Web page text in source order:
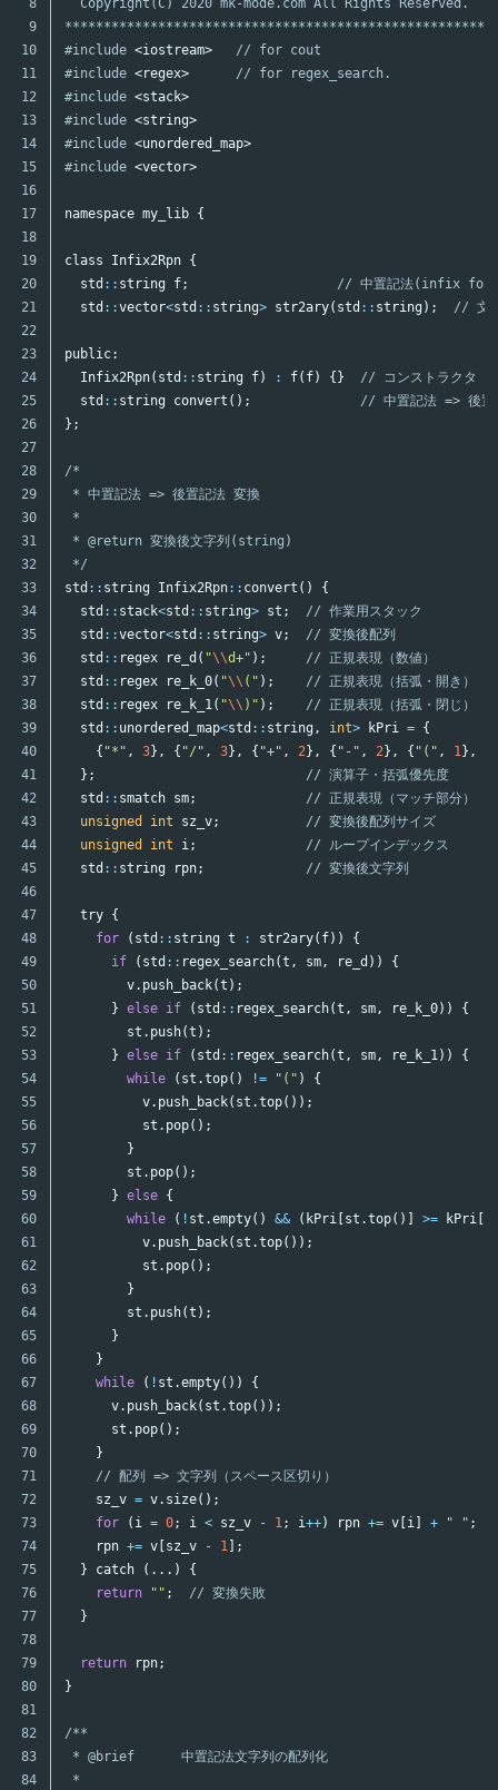
8
9
10
11
12
13
14
15
16
17
18
19
20
21
22
23
24
25
26
27
28
29
30
31
32
33
34
35
36
37
38
39
40
41
42
43
44
45
46
47
48
49
50
51
52
53
54
55
56
57
58
59
60
61
62
63
64
65
66
67
68
69
70
71
72
73
74
75
76
77
78
79
80
81
82
83
84
  Copyright(C) 2020 mk-mode.com All Rights Reserved.
#include <iostream>
   // for cout
#include <regex>
      // for regex_search.
#include <stack>
#include <string>
#include <unordered_map>
#include <vector>
namespace my_lib {
class Infix2Rpn {
std :: string f;
// 中置記法(infix
std ::vector<std :: string> str2ary( std :: string ); // 文
public:
Infix2Rpn( std :: string f) : f( f) {}
// コンストラクタ
std :: string convert ();
// 中置記法 => 後置
};
/*
* 中置記法 => 後置記法 変換
*
* @return 変換後文字列(string)
*/
std :: string Infix2Rpn:: convert ()
{
std :: stack<std :: string> st ;
// 作業用スタック
std ::vector<std :: string> v;
// 変換後配列
std :: regex re_d ( "\\d+" );
// 正規表現（数値）
std :: regex re_k_0( "\\ (" );
// 正規表現（括弧・開き）
std :: regex re_k_1( "\\ )" );
// 正規表現（括弧・閉じ）
std :: unordered_map<std :: string , int> kPri = {
{ "*" , 3}, { "/" , 3}, { "+" , 2}, { "-" , 2}, { "(" , 1},
};
// 演算子・括弧優先度
std :: smatch sm;
// 正規表現（マッチ部分）
unsigned
int sz_v;
// 変換後配列サイズ
unsigned
int i;
// ループインデックス
std :: string rpn; // 変換後文字列
try {
for
( std :: string t : str2ary( f))
{
if
( std :: regex_search(t , sm, re_d ))
{
v. push_back(t );
} else if ( std :: regex_search(t , sm, re_k_0))
{
st . push(t );
} else if ( std :: regex_search(t , sm, re_k_1))
{
while
( st .top() != "(" )
{
v. push_back( st .top());
st . pop();
}
st . pop();
} else {
while
( ! st .empty() && ( kPri st .top()] >= kPri
v. push_back( st .top());
st . pop();
}
st . push(t );
}
}
while
( ! st .empty())
{
v. push_back( st .top());
st . pop();
}
// 配列 => 文字列（スペース区切り）
sz_v = v. size();
for
( i = 0; i < sz_v - 1; i++) rpn += v i + " " ;
rpn += v sz_v - 1 ];
}
catch (...)
{
return
"" ;
// 変換失敗
}
return rpn;
}
/**
* @brief      中置記法文字列の配列化
*